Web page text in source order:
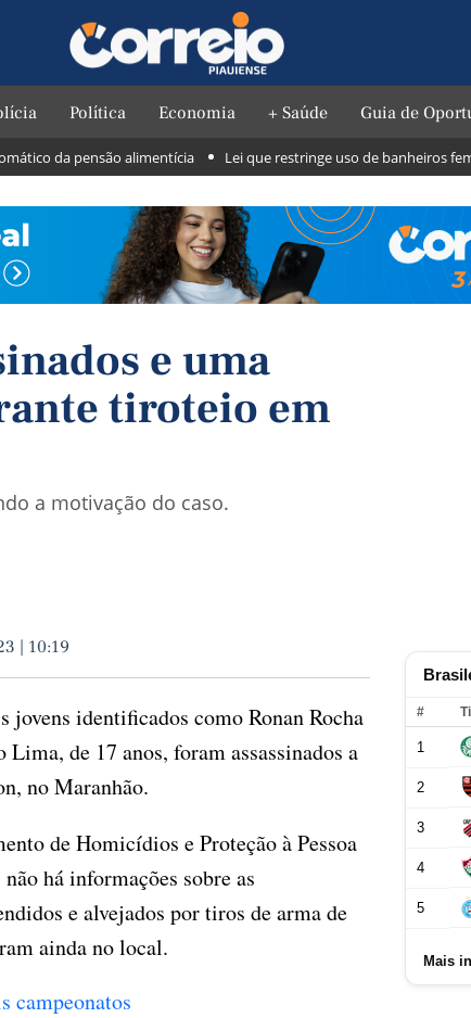
Política Economia + Saúde Guia de
da pensão alimentícia Lei que restringe uso de banheiros
e uma
tiroteio em
a motivação do caso.
| 10:19
identificados como Ronan Rocha
de 17 anos, foram assassinados a
no Maranhão.
de Homicídios e Proteção à Pessoa
há informações sobre as
e alvejados por tiros de arma de
ainda no local.
campeonatos